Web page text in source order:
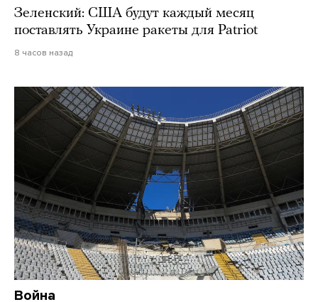
Зеленский: США будут каждый месяц
поставлять Украине ракеты для Patriot
8 часов назад
Война